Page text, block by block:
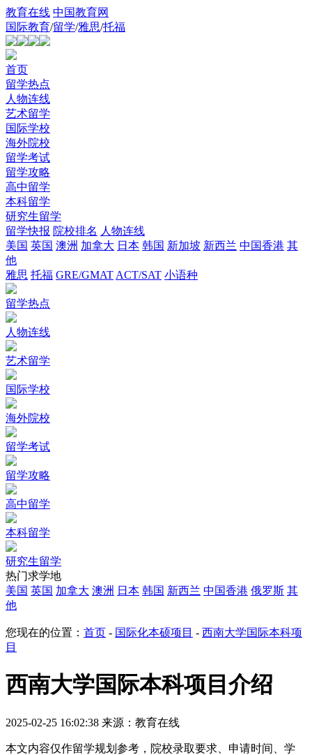
教育在线 中国教育网
国际教育/留学/雅思/托福
首页
留学热点
人物连线
艺术留学
国际学校
海外院校
留学考试
留学攻略
高中留学
本科留学
研究生留学
留学快报 院校排名 人物连线
美国 英国 澳洲 加拿大 日本 韩国 新加坡 新西兰 中国香港 其
他
雅思 托福 GRE/GMAT ACT/SAT 小语种
留学热点
人物连线
艺术留学
国际学校
海外院校
留学考试
留学攻略
高中留学
本科留学
研究生留学
热门求学地
美国 英国 加拿大 澳洲 日本 韩国 新西兰 中国香港 俄罗斯 其
他
您现在的位置： 首页 - 国际化本硕项目 - 西南大学国际本科项
目
西南大学国际本科项目介绍
2025-02-25 16:02:38 来源：教育在线
本文内容仅作留学规划参考，院校录取要求、申请时间、学